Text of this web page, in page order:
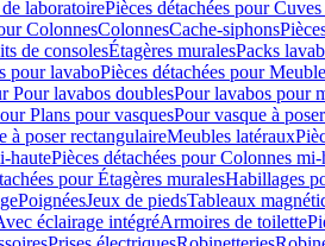
laboratoirePièces détachées pour
ColonnesColonnesCache-siphons
de consolesÉtagères muralesPacks
pour lavaboPièces détachées pour
Pour lavabos doublesPour lavabos pour
Plans pour vasquesPour vasque à
à poser rectangulaireMeubles latéraux
hautePièces détachées pour Colonnes mi-
pour Étagères muralesHabillages
PoignéesJeux de piedsTableaux
éclairage intégréArmoires de toilette